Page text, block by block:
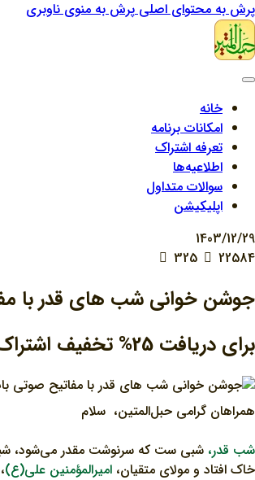
پرش به محتوای اصلیپرش به منوی ناوبری
خانه
امکانات برنامه
تعرفه اشتراک
اطلاعیه‌ها
سوالات متداول
اپلیکیشن
1403/12/29
22584
جوشن خوانی شب های قدر با
برای دریافت 25% تخفیف اشتراک کلیک کنید
همراهان گرامی حبل‌المتین، سلام
شب قدر، شبی ست که سرنوشت مقدر می‌شود، شبی
خاک افتاد و مولای متقیان، امیرالمؤمنین علی(ع)